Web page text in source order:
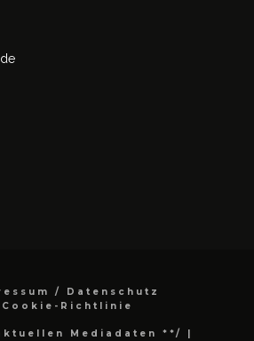
/ Datenschutz
Cookie-Richtlinie
Mediadaten **/ |